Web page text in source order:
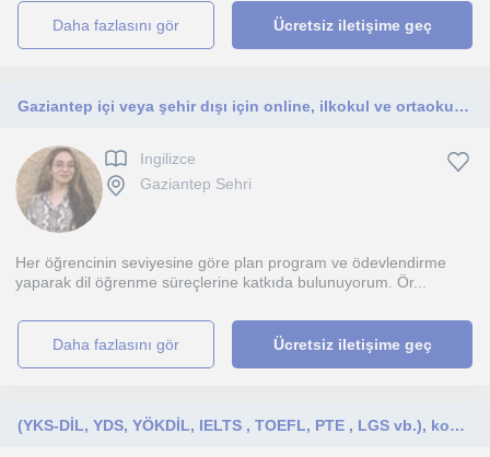
daha fazlasını gör Ücretsiz iletişime geç
Gaziantep içi veya şehir dışı için online, ilkokul ve ortaokul öğrencilerine ingilizce eğitimi veriyorum.
Ingilizce
Gaziantep Sehri
Her öğrencinin seviyesine göre plan program ve ödevlendirme
yaparak dil öğrenme süreçlerine katkıda bulunuyorum. Ör...
daha fazlasını gör Ücretsiz iletişime geç
(YKS-DİL, YDS, YÖKDİL, IELTS , TOEFL, PTE , LGS vb.), konuşma pratiği ve genel İngilizce alanlarında deneyim sahibiyim